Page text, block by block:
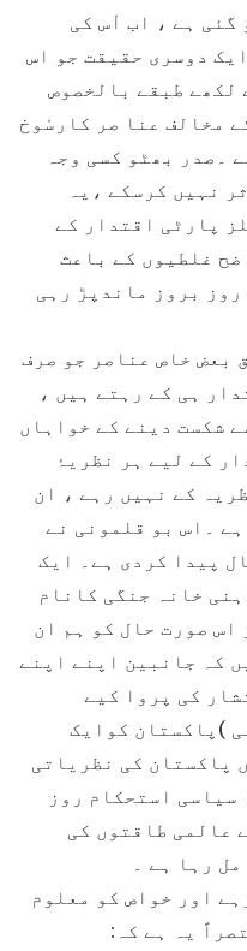
گئی ہے ، اب اْس کی
دوسری حقیقت جو اس
لکھے طبقے بالخصوص
مخالف عنا صر کارسْوخ
۔صدر بھٹو کسی وجہ
نہیں کرسکے ،یہ
پارٹی اقتدار کے
غلطیوں کے باعث
بروز ماندپڑ رہی
بعض خاص عناصر جو صرف
ہی کے رہتے ہیں ،
شکست دینے کے خواہاں
کے لیے ہر نظریۂ
کے نہیں رہے ، ان
۔اس بو قلمونی نے
پیدا کردی ہے۔ ایک
خانہ جنگی کانام
اس صورت حال کو ہم ان
کہ جانبین اپنے اپنے
کی پروا کیے
)پاکستان کوایک
پاکستان کی نظریاتی
سیاسی استحکام روز
عالمی طاقتوں کی
رہا ہے ۔
اور خواص کو معلوم
یہ ہے کہ: